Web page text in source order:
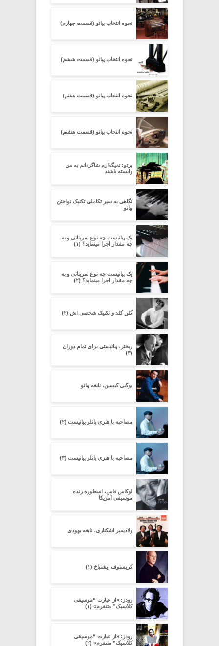
نحوه انتخاب پیانو (قسمت چهارم)
نحوه انتخاب پیانو (قسمت ششم)
نحوه انتخاب پیانو (قسمت هفتم)
نحوه انتخاب پیانو (قسمت هشتم)
پرتو: نمیگذارم شاگردانم به من
وابسته باشند
نگاهی به سیر تکاملی تکنیک نواختن
پیانو
یک پیانیست چه نوع تمریناتی و به
چه مقدار اجرا مینماید؟ (۱)
یک پیانیست چه نوع تمریناتی و به
چه مقدار اجرا مینماید؟ (۲)
گلن گلد و تکنیک شخصی اش (۲)
ریختر، پیانیستی برای تمام دوران
(۳)
یوگنی کیسین، نابغه پیانو
مصاحبه با هنری باتلر پیانیست (۲)
مصاحبه با هنری باتلر پیانیست (۳)
لوکاس فاس، اسطوره زنده
موسیقی آمریکا
ولادیمیر اشکنازی، نابغه یهودی
کریستوف ایشنباخ (۱)
رودز: «از عبارت “موسیقی
کلاسیک” متنفرم» (۱)
رودز: «از عبارت “موسیقی
کلاسیک” متنفرم» (۲)